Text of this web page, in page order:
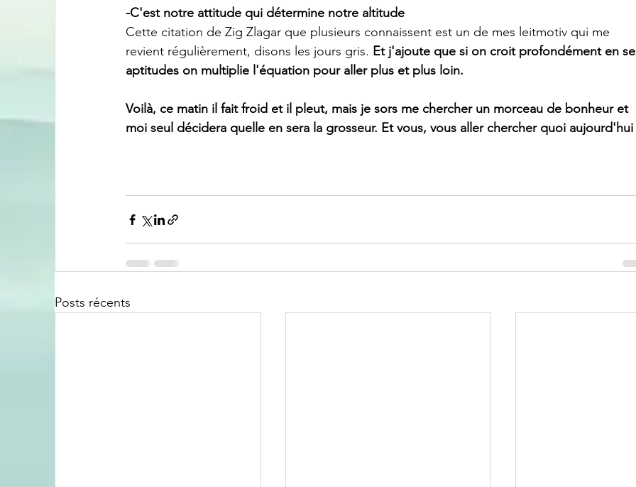
-C'est notre attitude qui détermine notre altitude
Cette citation de Zig Zlagar que plusieurs connaissent est un de mes leitmotiv qui me
revient régulièrement, disons les jours gris. Et j'ajoute que si on croit profondément en
aptitudes on multiplie l'équation pour aller plus et plus loin.
Voilà, ce matin il fait froid et il pleut, mais je sors me chercher un morceau de bonheur et
moi seul décidera quelle en sera la grosseur. Et vous, vous aller chercher quoi aujourd'hui
Posts récents